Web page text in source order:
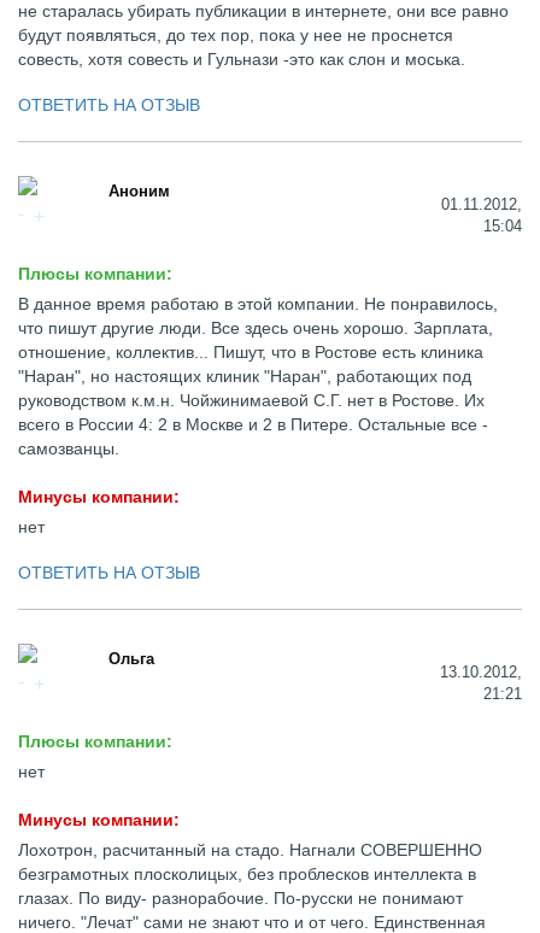
не старалась убирать публикации в интернете, они все равно
будут появляться, до тех пор, пока у нее не проснется
совесть, хотя совесть и Гульнази -это как слон и моська.
ОТВЕТИТЬ НА ОТЗЫВ
Аноним
01.11.2012,
15:04
Плюсы компании:
В данное время работаю в этой компании. Не понравилось,
что пишут другие люди. Все здесь очень хорошо. Зарплата,
отношение, коллектив... Пишут, что в Ростове есть клиника
"Наран", но настоящих клиник "Наран", работающих под
руководством к.м.н. Чойжинимаевой С.Г. нет в Ростове. Их
всего в России 4: 2 в Москве и 2 в Питере. Остальные все -
самозванцы.
Минусы компании:
нет
ОТВЕТИТЬ НА ОТЗЫВ
Ольга
13.10.2012,
21:21
Плюсы компании:
нет
Минусы компании:
Лохотрон, расчитанный на стадо. Нагнали СОВЕРШЕННО
безграмотных плосколицых, без проблесков интеллекта в
глазах. По виду- разнорабочие. По-русски не понимают
ничего. "Лечат" сами не знают что и от чего. Единственная